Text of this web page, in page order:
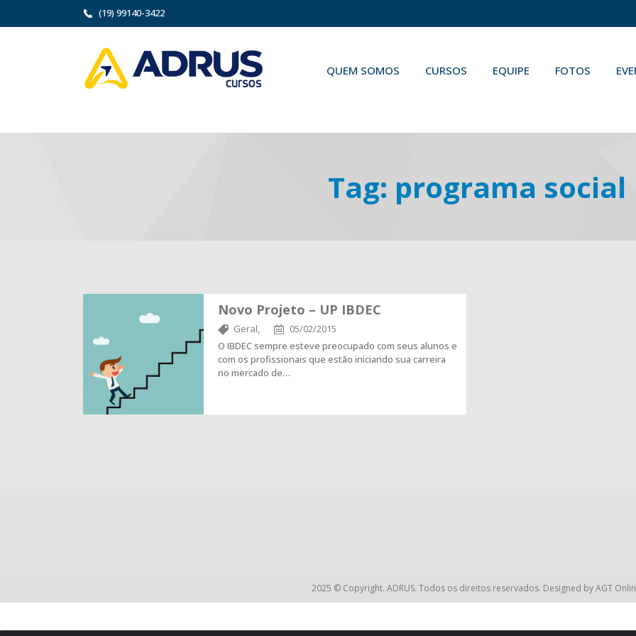
(19) 99140-3422
QUEM SOMOS CURSOS EQUIPE FOTOS
Tag: programa social
Novo Projeto – UP IBDEC
Geral,
05/02/2015
O IBDEC sempre esteve preocupado com seus alunos e
com os profissionais que estão iniciando sua carreira
no mercado de…
2025 © Copyright. ADRUS. Todos os direitos reservados. Designed byAGT